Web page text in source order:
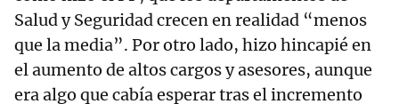
Salud y Seguridad crecen en realidad “menos
que la media”. Por otro lado, hizo hincapié en
el aumento de altos cargos y asesores, aunque
era algo que cabía esperar tras el incremento